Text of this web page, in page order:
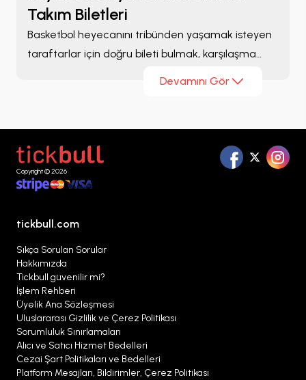
Takım Biletleri
Basketbol heyecanını tribünden yaşamak isteyen
taraftarlar için doğru bileti bulmak, karşılaşma
farklı bilet seçeneklerini karşılaştırabilir ve size
uygun alternatifleri tek bir platform üzerinden
değerlendirebilirsiniz.
Devamını Gör
Copyright © 2026
tickbull.com
Sıkça Sorulan Sorular
Hakkımızda
Tickbull güvenilir mi?
İşlem Rehberi
Üyelik Ana Sözleşmesi
Uluslararası Gizlilik ve Çerez Politikası
Sorumluluk Sınırlamaları
Alıcı ve Satıcı Hizmet Bedelleri
Cezai Şart Politikaları ve Bedelleri
Platform Mesajları, Bildirimler, Çerez Politikası